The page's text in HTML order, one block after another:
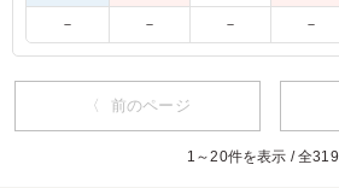
最上級のハンバーグ弁当です。
何よりもネームバリューもあり、包
二種類のお肉の味わい方を堪能でき
－ － － －
〈 前のページ
1～20件を表示 / 全